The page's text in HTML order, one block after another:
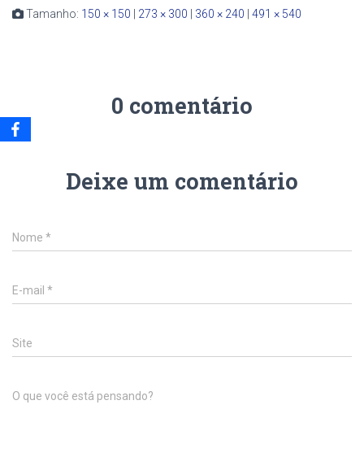
Tamanho: 150 × 150 273 × 300 360 × 240 491 × 540
0 comentário
Deixe um comentário
Nome *
E-mail *
Site
O que você está pensando?